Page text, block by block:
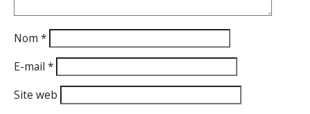
Nom *
E-mail *
Site web